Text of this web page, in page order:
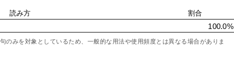
読み方 割合
100.0%
のみを対象としているため、一般的な用法や使用頻度とは異なる場合がありま